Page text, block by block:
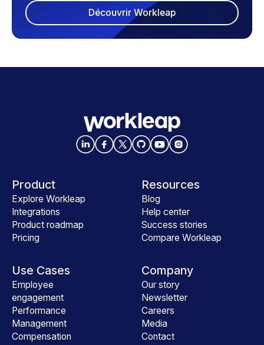
Découvrir Workleap
Product
Explore Workleap
Integrations
Product roadmap
Pricing
Use Cases
Employee
engagement
Performance
Management
Compensation
Resources
Blog
Help center
Success stories
Compare Workleap
Company
Our story
Newsletter
Careers
Media
Contact